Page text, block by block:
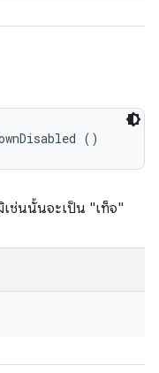
()
เช่นนั้นจะเป็น "เท็จ"